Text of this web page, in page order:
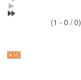
(1 - 0 / 0)